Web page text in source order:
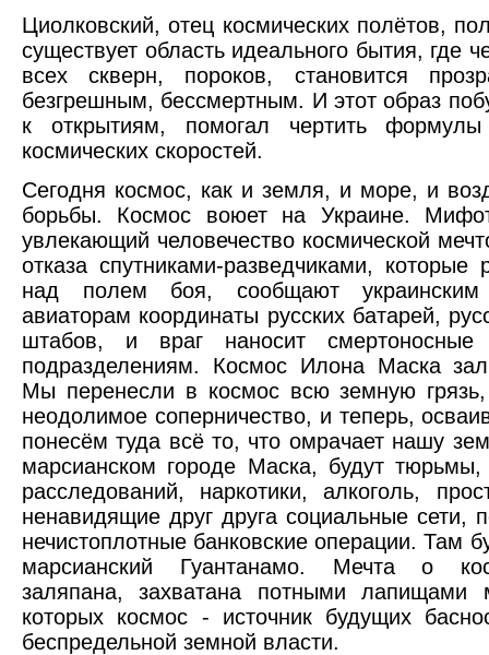
Циолковский, отец космических полётов,
существует область идеального бытия, где
всех скверн, пороков, становится
безгрешным, бессмертным. И этот образ
к открытиям, помогал чертить
космических скоростей.
Сегодня космос, как и земля, и море, и
борьбы. Космос воюет на Украине.
увлекающий человечество космической
отказа спутниками-разведчиками,
над полем боя, сообщают украинским
авиаторам координаты русских батарей,
штабов, и враг наносит
подразделениям. Космос Илона Маска
Мы перенесли в космос всю земную грязь,
неодолимое соперничество, и теперь,
понесём туда всё то, что омрачает нашу
марсианском городе Маска, будут
расследований, наркотики, алкоголь,
ненавидящие друг друга социальные сети,
нечистоплотные банковские операции. Там
марсианский Гуантанамо. Мечта о
заляпана, захватана потными лапищами
которых космос - источник будущих
беспредельной земной власти.